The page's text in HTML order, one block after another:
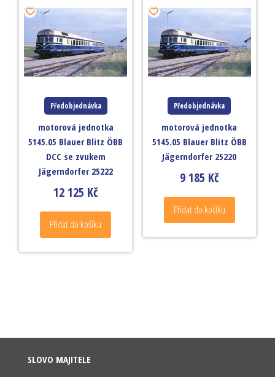
Předobjednávka
motorová jednotka
5145.05 Blauer Blitz ÖBB
DCC se zvukem
Jägerndorfer 25222
12 125 Kč
Přidat do košíku
Předobjednávka
motorová jednotka
5145.05 Blauer Blitz ÖBB
Jägerndorfer 25220
9 185 Kč
Přidat do košíku
SLOVO MAJITELE